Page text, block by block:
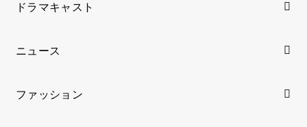
ドラマキャスト
ニュース
ファッション